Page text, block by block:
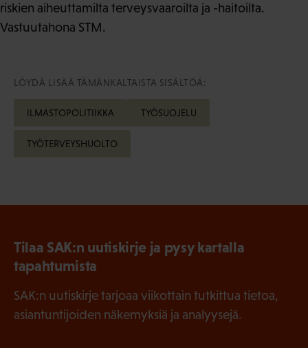
riskien aiheuttamilta terveysvaaroilta ja -haitoilta.
Vastuutahona STM.
LÖYDÄ LISÄÄ TÄMÄNKALTAISTA SISÄLTÖÄ:
ILMASTOPOLITIIKKA TYÖSUOJELU
TYÖTERVEYSHUOLTO
Tilaa SAK:n uutiskirje ja pysy kartalla
tapahtumista
SAK:n uutiskirje tarjoaa viikottain tutkittua tietoa,
asiantuntijoiden näkemyksiä ja analyysejä.